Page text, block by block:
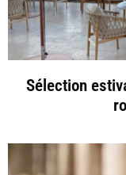
Sélection